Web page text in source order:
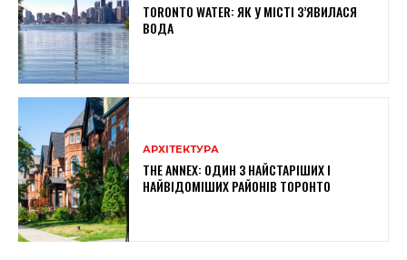
TORONTO WATER: ЯК У МІСТІ З’ЯВИЛАСЯ
ВОДА
АРХІТЕКТУРА
THE ANNEX: ОДИН З НАЙСТАРІШИХ І
НАЙВІДОМІШИХ РАЙОНІВ ТОРОНТО